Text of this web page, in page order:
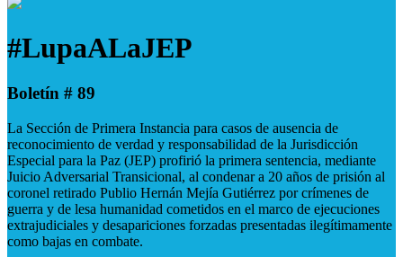
#LupaALaJEP
Boletín # 89
La Sección de Primera Instancia para casos de ausencia de
reconocimiento de verdad y responsabilidad de la Jurisdicción
Especial para la Paz (JEP) profirió la primera sentencia, mediante
Juicio Adversarial Transicional, al condenar a 20 años de prisión al
coronel retirado Publio Hernán Mejía Gutiérrez por crímenes de
guerra y de lesa humanidad cometidos en el marco de ejecuciones
extrajudiciales y desapariciones forzadas presentadas ilegítimamente
como bajas en combate.